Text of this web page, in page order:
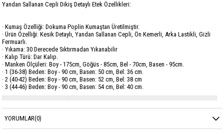
Yandan Sallanan Cepli Dikiş Detaylı Etek Özellikleri:
· Kumaş Özelliği: Dokuma Poplin Kumaştan Üretilmiştir.
· Ürün Özelliği: Kesik Detaylı, Yandan Sallanan Cepli, Ön Kemerli, Arka Lastikli, Gizli
Fermuarlı.
· Yıkama: 30 Derecede Sıktırmadan Yıkanabilir
· Kalıp Türü: Dar Kalıp.
· Manken Ölçüleri: Boy - 175cm, Göğüs - 85cm, Bel - 70cm, Basen - 95cm.
· 1 (36-38) Beden: Boy - 90 cm, Basen: 50 cm, Bel: 36 cm.
· 2 (40-42) Beden: Boy - 90 cm, Basen: 52 cm, Bel: 38 cm
· 3 (44-46) Beden: Boy - 90 cm, Basen: 54 cm, Bel: 40 cm.
Sezon
YORUMLAR(0)